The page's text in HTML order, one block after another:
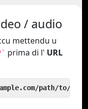
/ audio
mettendu u
prima di l' URL
path/to/